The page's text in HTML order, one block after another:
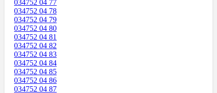
034752 04 77
034752 04 78
034752 04 79
034752 04 80
034752 04 81
034752 04 82
034752 04 83
034752 04 84
034752 04 85
034752 04 86
034752 04 87